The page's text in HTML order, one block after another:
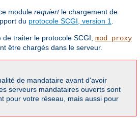
module requiertle chargement de
du protocole SCGI, version 1
traiter le protocole SCGI, mod_proxy
être chargés dans le serveur.
de mandataire avant d'avoir
serveurs mandataires ouverts sont
pour votre réseau, mais aussi pour